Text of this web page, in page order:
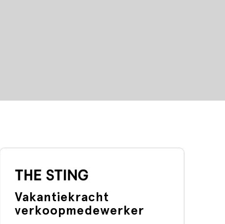
Vakantiekracht
verkoopmedewerker